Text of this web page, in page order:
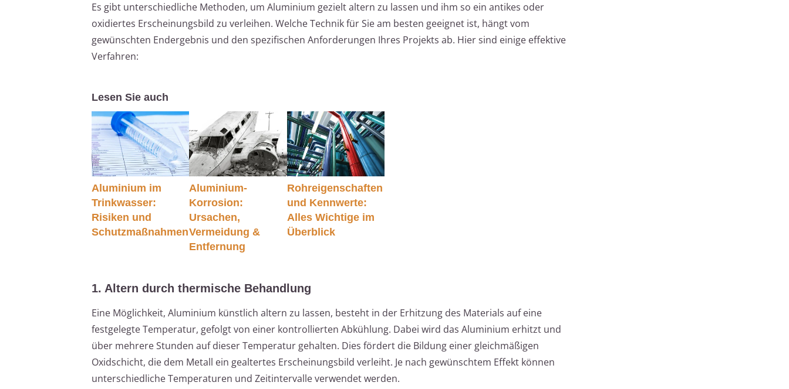
Es gibt unterschiedliche Methoden, um Aluminium gezielt altern zu lassen und ihm so ein antikes oder
oxidiertes Erscheinungsbild zu verleihen. Welche Technik für Sie am besten geeignet ist, hängt vom
gewünschten Endergebnis und den spezifischen Anforderungen Ihres Projekts ab. Hier sind einige effektive
Verfahren:
Lesen Sie auch
Aluminium im
Trinkwasser:
Risiken und
Schutzmaßnahmen
Aluminium-
Korrosion:
Ursachen,
Vermeidung &
Entfernung
Rohreigenschaften
und Kennwerte:
Alles Wichtige im
Überblick
1. Altern durch thermische Behandlung
Eine Möglichkeit, Aluminium künstlich altern zu lassen, besteht in der Erhitzung des Materials auf eine
festgelegte Temperatur, gefolgt von einer kontrollierten Abkühlung. Dabei wird das Aluminium erhitzt und
über mehrere Stunden auf dieser Temperatur gehalten. Dies fördert die Bildung einer gleichmäßigen
Oxidschicht, die dem Metall ein gealtertes Erscheinungsbild verleiht. Je nach gewünschtem Effekt können
unterschiedliche Temperaturen und Zeitintervalle verwendet werden.